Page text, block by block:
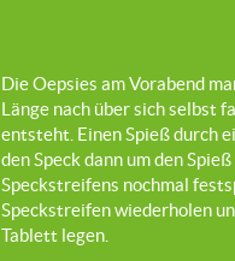
Die Oepsies am Vorabend
Länge nach über sich selbst
entsteht. Einen Spieß durch
den Speck dann um den
Speckstreifens nochmal
Speckstreifen wiederholen
Tablett legen.